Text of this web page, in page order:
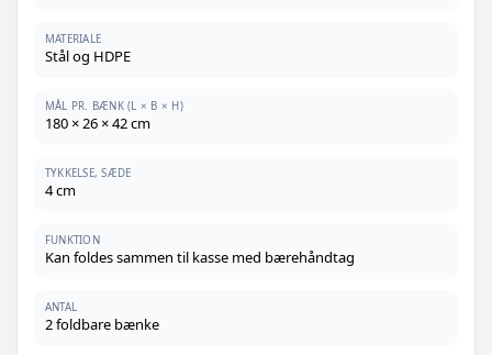
MATERIALE
Stål og HDPE
MÅL PR. BÆNK (L × B × H)
180 × 26 × 42 cm
TYKKELSE, SÆDE
4 cm
FUNKTION
Kan foldes sammen til kasse med bærehåndtag
ANTAL
2 foldbare bænke